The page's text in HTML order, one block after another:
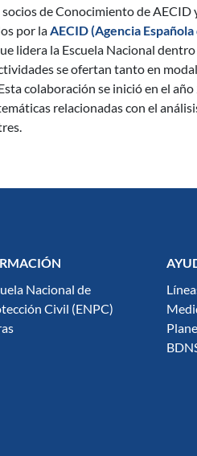
de Conocimiento de
por laAECID (Agencia
lidera la Escuela Nacional
se ofertan tanto en
colaboración se inició en el
relacionadas con el
Nacional de
Civil (ENPC)